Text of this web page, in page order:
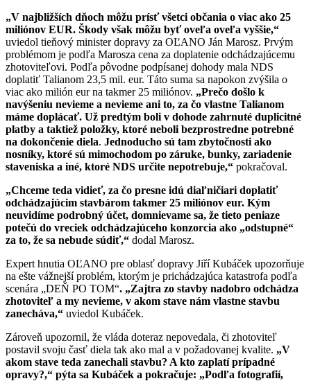
„V najbližších dňoch môžu prísť všetci občania o viac ako 25
miliónov EUR. Škody však môžu byť oveľa oveľa vyššie,“
uviedol tieňový minister dopravy za OĽANO Ján Marosz. Prvým
problémom je podľa Marosza cena za doplatenie odchádzajúcemu
zhotoviteľovi. Podľa pôvodne podpísanej dohody mala NDS
doplatiť Talianom 23,5 mil. eur. Táto suma sa napokon zvýšila o
viac ako milión eur na takmer 25 miliónov. „Prečo došlo k
navýšeniu nevieme a nevieme ani to, za čo vlastne Talianom
máme doplácať. Už predtým boli v dohode zahrnuté duplicitné
platby a taktiež položky, ktoré neboli bezprostredne potrebné
na dokončenie diela. Jednoducho sú tam zbytočnosti ako
nosníky, ktoré sú mimochodom po záruke, bunky, zariadenie
staveniska a iné, ktoré NDS určite nepotrebuje,“ pokračoval.
„Chceme teda vidieť, za čo presne idú diaľničiari doplatiť
odchádzajúcim stavbárom takmer 25 miliónov eur. Kým
neuvidíme podrobný účet, domnievame sa, že tieto peniaze
potečú do vreciek odchádzajúceho konzorcia ako „odstupné“
za to, že sa nebude súdiť,“ dodal Marosz.
Expert hnutia OĽANO pre oblasť dopravy Jiří Kubáček upozorňuje
na ešte vážnejší problém, ktorým je prichádzajúca katastrofa podľa
scenára „DEŇ PO TOM“. „Zajtra zo stavby nadobro odchádza
zhotoviteľ a my nevieme, v akom stave nám vlastne stavbu
zanecháva,“ uviedol Kubáček.
Zároveň upozornil, že vláda doteraz nepovedala, či zhotoviteľ
postavil svoju časť diela tak ako mal a v požadovanej kvalite. „V
akom stave teda zanechali stavbu? A kto zaplatí prípadné
opravy?,“ pýta sa Kubáček a pokračuje: „Podľa fotografií,